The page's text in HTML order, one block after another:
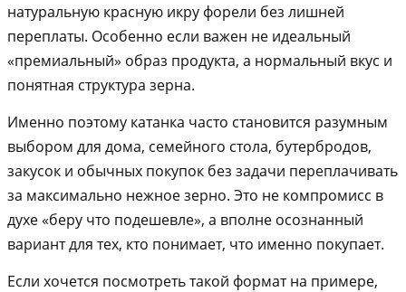
натуральную красную икру форели без лишней
переплаты. Особенно если важен не идеальный
«премиальный» образ продукта, а нормальный вкус и
понятная структура зерна.
Именно поэтому катанка часто становится разумным
выбором для дома, семейного стола, бутербродов,
закусок и обычных покупок без задачи переплачивать
за максимально нежное зерно. Это не компромисс в
духе «беру что подешевле», а вполне осознанный
вариант для тех, кто понимает, что именно покупает.
Если хочется посмотреть такой формат на примере,